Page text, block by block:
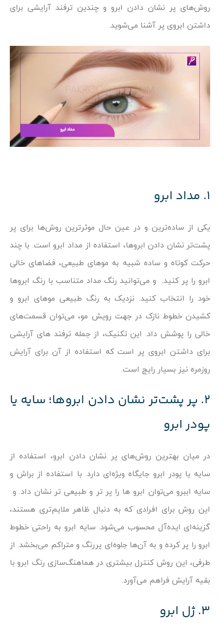
روش‌های پر نشان دادن ابرو و چندین ترفند آرایشی برای
داشتن ابروی پر آشنا می‌شوید.
۱. مداد ابرو
یکی از ساده‌ترین و در عین حال موثرترین روش‌ها برای پر
پشت‌تر نشان دادن ابروها، استفاده از مداد ابرو است. با چند
حرکت کوتاه و ساده شبیه به موهای طبیعی، فضاهای خالی
ابرو را پر کنید. و می‌توانید رنگ مداد متناسب با رنگ ابروها
خود را انتخاب کنید. نزدیک به رنگ طبیعی موهای ابرو و
کشیدن خطوط نازک در جهت رویش مو، می‌توان قسمت‌های
خالی را پوشش داد. این تکنیک، از جمله ترفند های آرایشی
برای داشتن ابروی پر است که استفاده از آن برای آرایش
روزمره نیز بسیار رایج است.
۲. پر پشت‌تر نشان دادن ابروها؛ سایه یا
پودر ابرو
در میان بهترین روش‌های پر نشان دادن ابرو، استفاده از
سایه یا پودر ابرو جایگاه ویژه‌ای دارد. با استفاده از براش و
سایه اببرو می‌توان ابرو ها را پر تر و طبیعی تر نشان داد. و
این روش برای افرادی که به دنبال ظاهر ملایم‌تری هستند،
گزینه‌ای ایده‌آل محسوب می‌شود. سایه‌ ابرو به راحتی خطوط
ابرو را پر کرده و به آن‌ها جلوه‌ای پررنگ و متراکم می‌بخشد. از
طرفی، این روش کنترل بیشتری در هماهنگ‌سازی رنگ ابرو با
بقیه آرایش فراهم می‌آورد.
۳. ژل ابرو